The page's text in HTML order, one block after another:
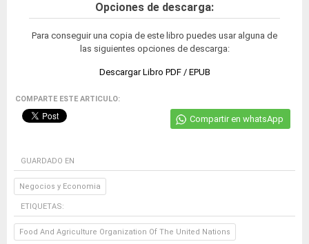
Opciones de descarga:
Para conseguir una copia de este libro puedes usar alguna de
las siguientes opciones de descarga:
Descargar Libro PDF / EPUB
COMPARTE ESTE ARTICULO:
Compartir en whatsApp
GUARDADO EN
Negocios y Economia
ETIQUETAS:
Food And Agriculture Organization Of The United Nations